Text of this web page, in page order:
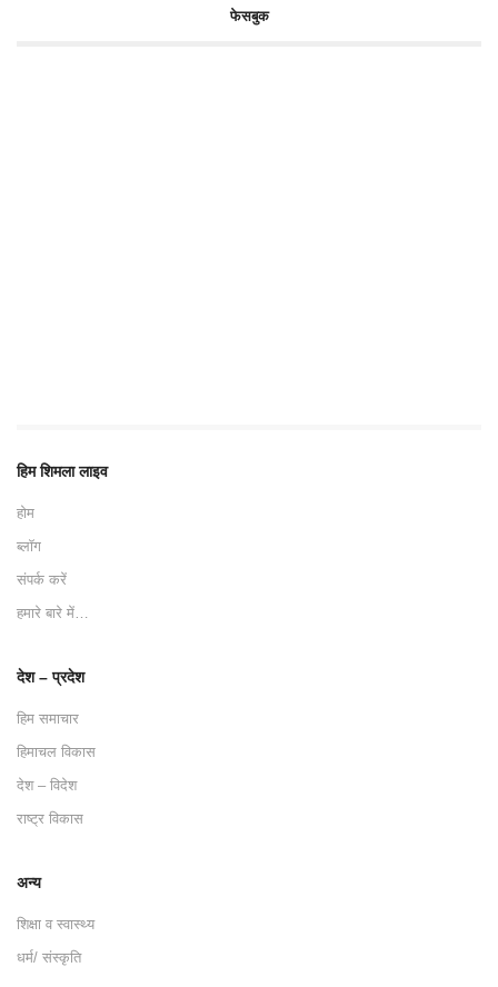
फेसबुक
हिम शिमला लाइव
होम
ब्लॉग
संपर्क करें
हमारे बारे में…
देश – प्रदेश
हिम समाचार
हिमाचल विकास
देश – विदेश
राष्ट्र विकास
अन्य
शिक्षा व स्वास्थ्य
धर्म/ संस्कृति